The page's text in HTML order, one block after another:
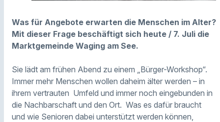
Was für Angebote erwarten die Menschen im Alter?
Mit dieser Frage beschäftigt sich heute / 7. Juli die
Marktgemeinde Waging am See.
Sie lädt am frühen Abend zu einem „Bürger-Workshop“.
Immer mehr Menschen wollen daheim älter werden – in
ihrem vertrauten Umfeld und immer noch eingebunden in
die Nachbarschaft und den Ort. Was es dafür braucht
und wie Senioren dabei unterstützt werden können,